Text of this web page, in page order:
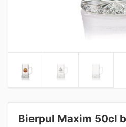
Bierpul Maxim 50cl